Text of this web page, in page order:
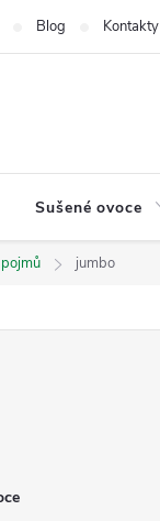
Blog Kontakty
Sušené ovoce
jumbo